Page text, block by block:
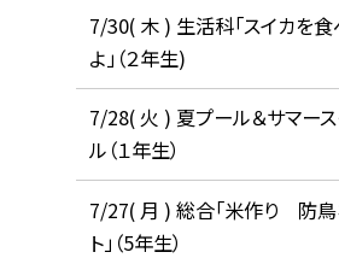
7/30( 木 ) 生活科「スイカを
よ」（２年生)
7/28( 火 ) 夏プール＆サマー
ル（１年生）
7/27( 月 ) 総合「米作り 防鳥
ト」（5年生）